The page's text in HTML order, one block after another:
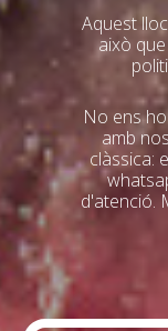
Aquest
això
No ens
amb
clàssica:
d'atenció.